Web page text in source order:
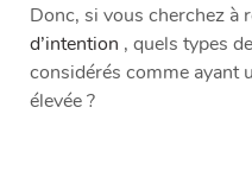
Donc, si vous cherchez à
d’intention , quels types
considérés comme ayant
élevée ?